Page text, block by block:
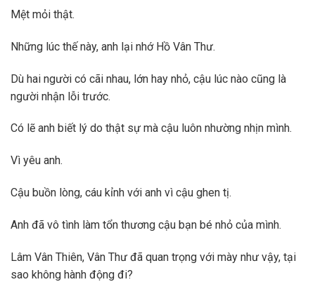
Mệt mỏi thật.
Những lúc thế này, anh lại nhớ Hồ Vân Thư.
Dù hai người có cãi nhau, lớn hay nhỏ, cậu lúc nào cũng là
người nhận lỗi trước.
Có lẽ anh biết lý do thật sự mà cậu luôn nhường nhịn mình.
Vì yêu anh.
Cậu buồn lòng, cáu kỉnh với anh vì cậu ghen tị.
Anh đã vô tình làm tổn thương cậu bạn bé nhỏ của mình.
Lâm Vân Thiên, Vân Thư đã quan trọng với mày như vậy, tại
sao không hành động đi?